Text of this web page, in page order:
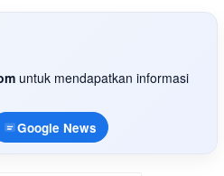
untuk mendapatkan informasi
Google News